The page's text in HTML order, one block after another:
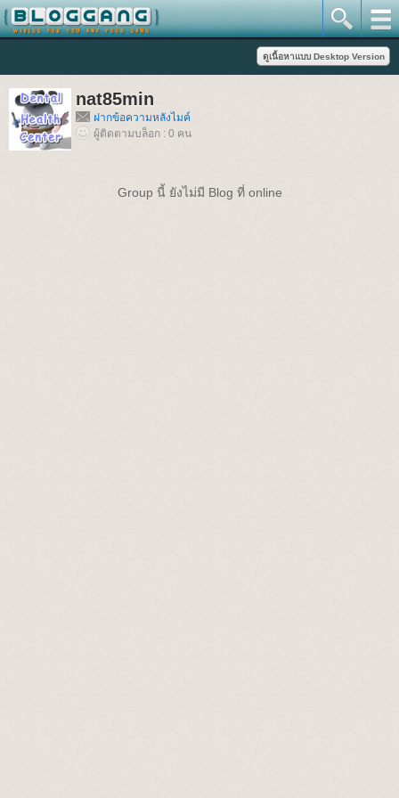
nat85min
ฝากข้อความหลังไมค์
ผู้ติดตามบล็อก : 0 คน
Group นี้ ยังไม่มี Blog ที่ online